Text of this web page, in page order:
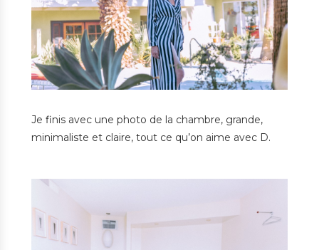
Je finis avec une photo de la chambre, grande,
minimaliste et claire, tout ce qu’on aime avec D.